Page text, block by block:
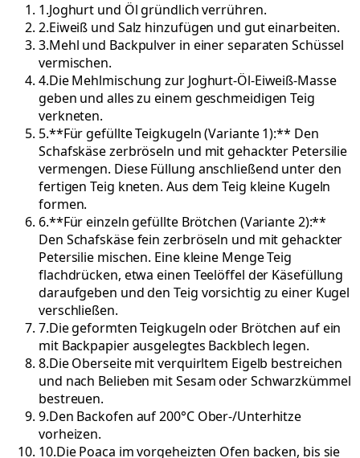
1.Joghurt und Öl gründlich verrühren.
2.Eiweiß und Salz hinzufügen und gut einarbeiten.
3.Mehl und Backpulver in einer separaten Schüssel
vermischen.
4.Die Mehlmischung zur Joghurt-Öl-Eiweiß-Masse
geben und alles zu einem geschmeidigen Teig
verkneten.
5.**Für gefüllte Teigkugeln (Variante 1):** Den
Schafskäse zerbröseln und mit gehackter Petersilie
vermengen. Diese Füllung anschließend unter den
fertigen Teig kneten. Aus dem Teig kleine Kugeln
formen.
6.**Für einzeln gefüllte Brötchen (Variante 2):**
Den Schafskäse fein zerbröseln und mit gehackter
Petersilie mischen. Eine kleine Menge Teig
flachdrücken, etwa einen Teelöffel der Käsefüllung
daraufgeben und den Teig vorsichtig zu einer Kugel
verschließen.
7.Die geformten Teigkugeln oder Brötchen auf ein
mit Backpapier ausgelegtes Backblech legen.
8.Die Oberseite mit verquirltem Eigelb bestreichen
und nach Belieben mit Sesam oder Schwarzkümmel
bestreuen.
9.Den Backofen auf 200°C Ober-/Unterhitze
vorheizen.
10.Die Poaca im vorgeheizten Ofen backen, bis sie